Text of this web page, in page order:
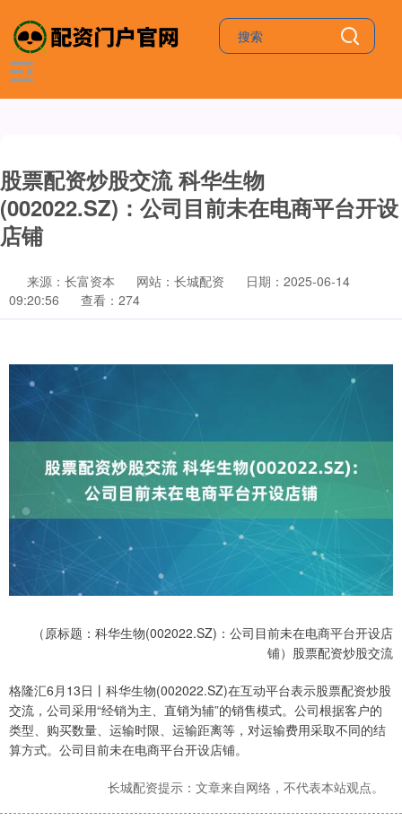
股票配资炒股交流 科华生物
(002022.SZ)：公司目前未在电商平台开设
店铺
来源：长富资本 网站：长城配资
日期：2025-06-14
09:20:56
查看：274
（原标题：科华生物(002022.SZ)：公司目前未在电商平台开设店
铺）股票配资炒股交流
格隆汇6月13日丨科华生物(002022.SZ)在互动平台表示股票配资炒股
交流，公司采用“经销为主、直销为辅”的销售模式。公司根据客户的
类型、购买数量、运输时限、运输距离等，对运输费用采取不同的结
算方式。公司目前未在电商平台开设店铺。
长城配资提示：文章来自网络，不代表本站观点。